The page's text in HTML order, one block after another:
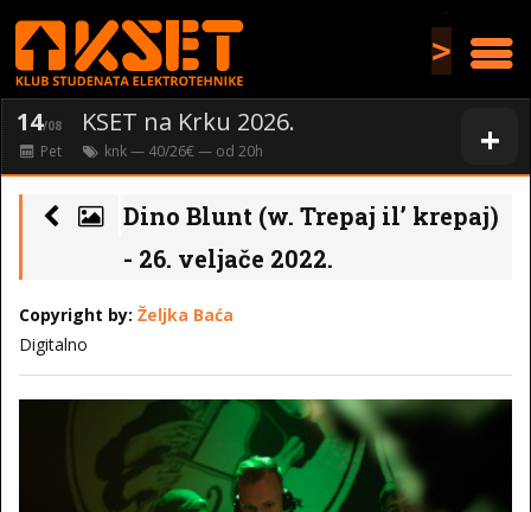
>
+
14/08 KSET na Krku 2026.
Pet knk— 40/26€ — od 20h
Dino Blunt (w. Trepaj il’ krepaj)
- 26. veljače 2022.
Copyright by: Željka Baća
Digitalno